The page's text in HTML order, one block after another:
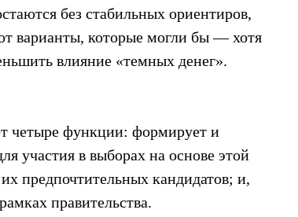
без стабильных ориентиров,
варианты, которые могли бы — хотя
влияние «темных денег».
четыре функции: формирует и
участия в выборах на основе этой
предпочтительных кандидатов; и,
правительства.